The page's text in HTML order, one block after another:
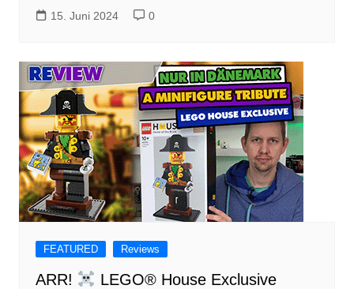
15. Juni 2024 0
FEATURED Reviews
ARR!
LEGO® House Exclusive